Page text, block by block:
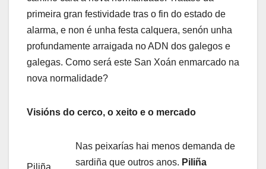
primeira gran festividade tras o fin do estado de
alarma, e non é unha festa calquera, senón unha
profundamente arraigada no ADN dos galegos e
galegas. Como será este San Xoán enmarcado na
nova normalidade?
Visións do cerco, o xeito e o mercado
Piliña
Nas peixarías hai menos demanda de
sardiña que outros anos. Piliña